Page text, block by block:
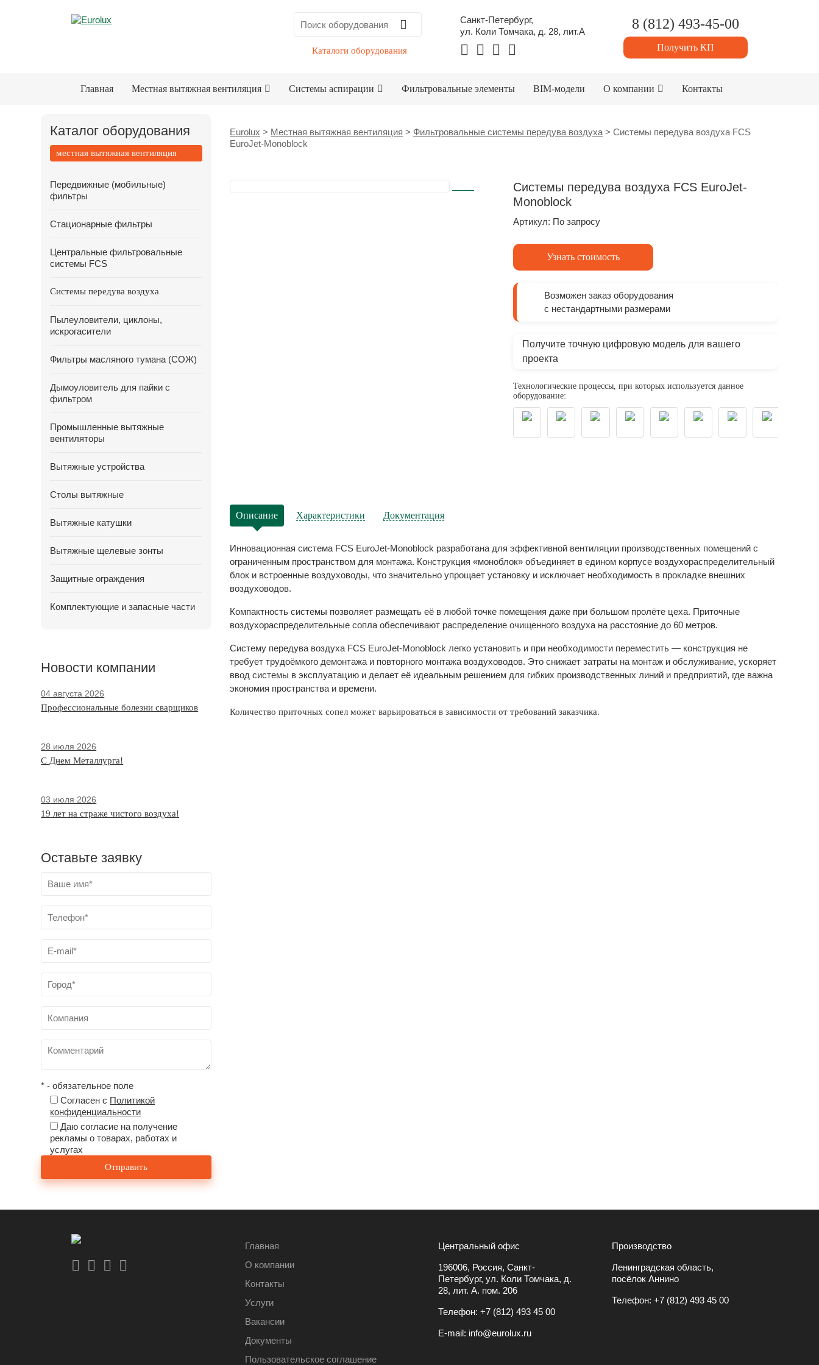
Каталоги оборудования
Санкт-Петербург,
ул. Коли Томчака, д. 28, лит.А
8 (812) 493-45-00
Получить КП
Главная Местная вытяжная вентиляция Системы аспирации Фильтровальные элементы BIM-модели О компании Контакты
Каталог оборудования
местная вытяжная вентиляция
Передвижные (мобильные)
фильтры
Стационарные фильтры
Центральные фильтровальные
системы FCS
Системы передува воздуха
Пылеуловители, циклоны,
искрогасители
Фильтры масляного тумана (СОЖ)
Дымоуловитель для пайки с
фильтром
Промышленные вытяжные
вентиляторы
Вытяжные устройства
Столы вытяжные
Вытяжные катушки
Вытяжные щелевые зонты
Защитные ограждения
Комплектующие и запасные части
Новости компании
04 августа 2026
Профессиональные болезни сварщиков
28 июля 2026
С Днем Металлурга!
03 июля 2026
19 лет на страже чистого воздуха!
Оставьте заявку
* - обязательное поле
Согласен с Политикой
конфиденциальности
Даю согласие на получение
рекламы о товарах, работах и
услугах
Eurolux > Местная вытяжная вентиляция > Фильтровальные системы передува воздуха >Системы передува воздуха FCS
EuroJet-Monoblock
Системы передува воздуха FCS EuroJet-
Monoblock
Артикул: По запросу
Узнать стоимость
Возможен заказ оборудования
с нестандартными размерами
Получите точную цифровую модель для вашего
проекта
Технологические процессы, при которых используется данное
оборудование:
Описание Характеристики Документация
Инновационная система FCS EuroJet-Monoblock разработана для эффективной вентиляции производственных помещений с
ограниченным пространством для монтажа. Конструкция «моноблок» объединяет в едином корпусе воздухораспределительный
блок и встроенные воздуховоды, что значительно упрощает установку и исключает необходимость в прокладке внешних
воздуховодов.
Компактность системы позволяет размещать её в любой точке помещения даже при большом пролёте цеха. Приточные
воздухораспределительные сопла обеспечивают распределение очищенного воздуха на расстояние до 60 метров.
Систему передува воздуха FCS EuroJet-Monoblock легко установить и при необходимости переместить — конструкция не
требует трудоёмкого демонтажа и повторного монтажа воздуховодов. Это снижает затраты на монтаж и обслуживание, ускоряет
ввод системы в эксплуатацию и делает её идеальным решением для гибких производственных линий и предприятий, где важна
экономия пространства и времени.
Количество приточных сопел может варьироваться в зависимости от требований заказчика.
Главная
О компании
Контакты
Услуги
Вакансии
Документы
Пользовательское соглашение
Центральный офис
196006, Россия, Санкт-
Петербург, ул. Коли Томчака, д.
28, лит. А. пом. 206
Телефон: +7 (812) 493 45 00
E-mail: info@eurolux.ru
Производство
Ленинградская область,
посёлок Аннино
Телефон: +7 (812) 493 45 00